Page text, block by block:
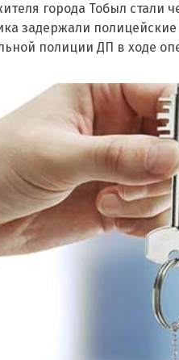
города Тобыл стали
задержали
полиции ДП в ходе